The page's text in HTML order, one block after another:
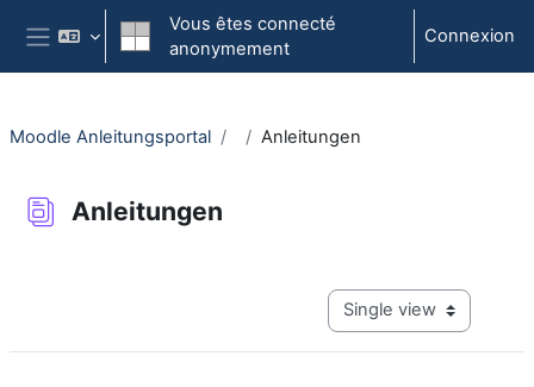
Passer au contenu principal
Panneau latéral
Vous êtes connecté
anonymement
Connexion
Moodle Anleitungsportal Anleitungen
Anleitungen
View mode tertiary